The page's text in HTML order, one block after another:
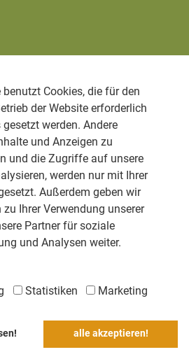
benutzt Cookies, die für den
der Website erforderlich
werden. Andere
und Anzeigen zu
und die Zugriffe auf unsere
werden nur mit Ihrer
Außerdem geben wir
Ihrer Verwendung unserer
Partner für soziale
und Analysen weiter.
Statistiken Marketing
alle akzeptieren!